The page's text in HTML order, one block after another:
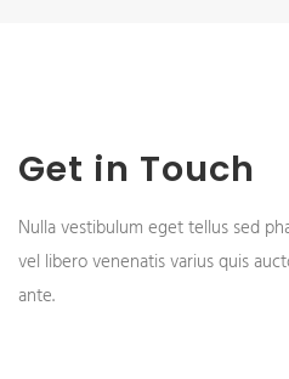
Get in Touch
Nulla vestibulum eget tellus sed
vel libero venenatis varius quis
ante.